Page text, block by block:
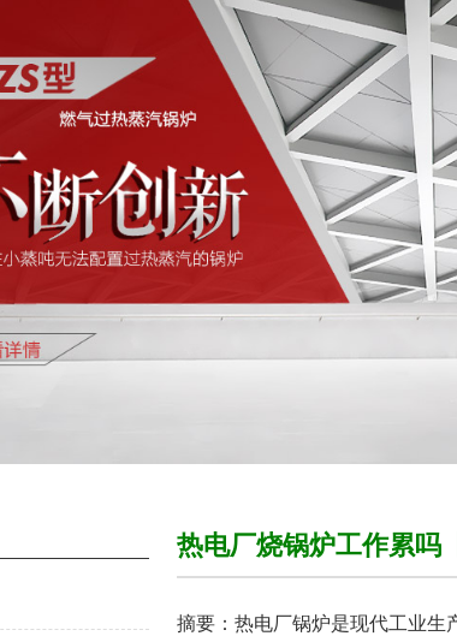
热电厂烧锅炉工作累吗
摘要：热电厂锅炉是现代工业生